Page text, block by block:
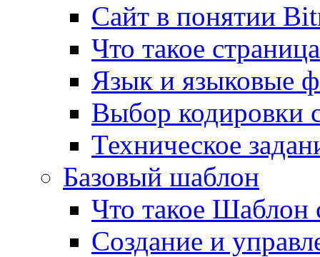
Сайт в понятии
Что такое страница
Язык и языковые
Выбор кодировки
Техническое
Базовый шаблон
Что такое Шаблон
Создание и